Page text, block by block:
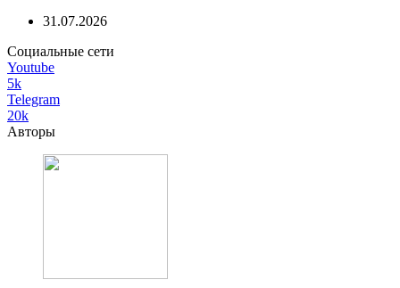
31.07.2026
Социальные сети
Youtube
5k
Telegram
20k
Авторы